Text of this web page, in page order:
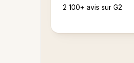
2 100+ avis sur G2